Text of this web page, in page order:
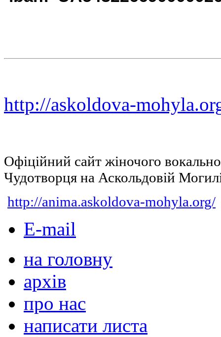
http://askoldova-
Офіційний сайт жіночого
Чудотворця на Аскольдовій
http://anima.askoldova-mohyla.org/
E-mail
на головну
архів
про нас
написати листа